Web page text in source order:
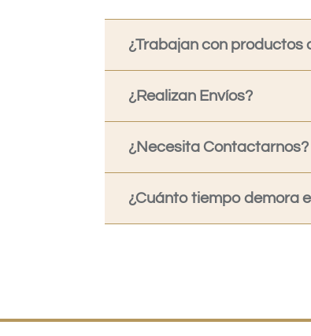
¿Trabajan con productos
¿Realizan Envíos?
¿Necesita Contactarnos?
¿Cuánto tiempo demora